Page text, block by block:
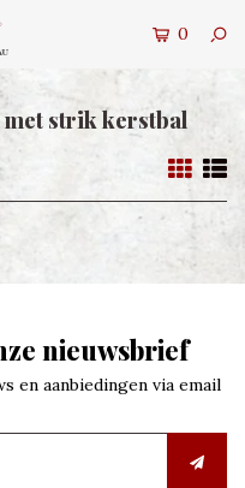
0
met strik kerstbal
nieuwsbrief
en aanbiedingen via email